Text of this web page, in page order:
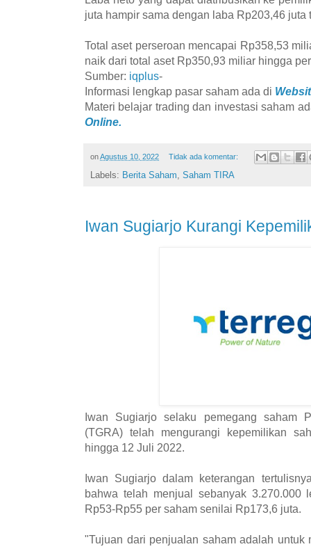
juta hampir sama dengan laba Rp203,46 juta
Total aset perseroan mencapai Rp358,53
naik dari total aset Rp350,93 miliar hingga
Sumber: iqplus-
Informasi lengkap pasar saham ada di
Materi belajar trading dan investasi saham
Online.
onAgustus 10, 2022 Tidak ada komentar:
Labels: Berita Saham, Saham TIRA
Iwan Sugiarjo Kurangi
Iwan Sugiarjo selaku pemegang saham
(TGRA) telah mengurangi kepemilikan
hingga 12 Juli 2022.
Iwan Sugiarjo dalam keterangan
bahwa telah menjual sebanyak 3.270.000
Rp53-Rp55 per saham senilai Rp173,6 juta.
"Tujuan dari penjualan saham adalah untuk